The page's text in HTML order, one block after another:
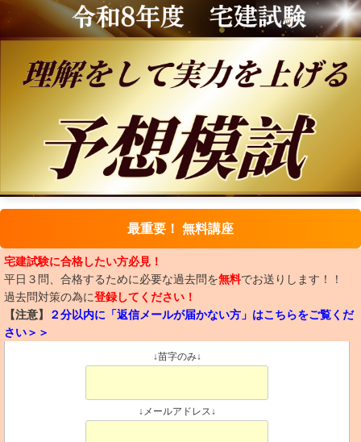
最重要！ 無料講座
宅建試験に合格したい方必見！
平日３問、合格するために必要な過去問を無料でお送りします！！
過去問対策の為に登録してください！
【注意】
２分以内に「返信メールが届かない方」はこちらをご覧くだ
さい＞＞
↓苗字のみ↓
↓メールアドレス↓